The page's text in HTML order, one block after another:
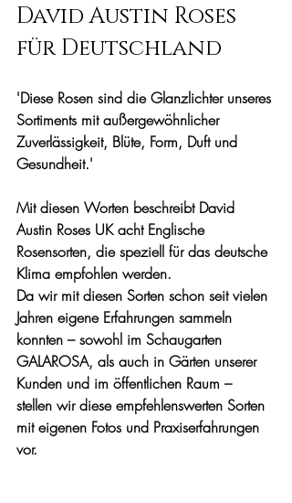
David Austin Roses
für Deutschland
'Diese Rosen sind die Glanzlichter unseres
Sortiments mit außergewöhnlicher
Zuverlässigkeit, Blüte, Form, Duft und
Gesundheit.'
Mit diesen Worten beschreibt David
Austin Roses UK acht Englische
Rosensorten, die speziell für das deutsche
Klima empfohlen werden.
Da wir mit diesen Sorten schon seit vielen
Jahren eigene Erfahrungen sammeln
konnten – sowohl im Schaugarten
GALAROSA, als auch in Gärten unserer
Kunden und im öffentlichen Raum –
stellen wir diese empfehlenswerten Sorten
mit eigenen Fotos und Praxiserfahrungen
vor.